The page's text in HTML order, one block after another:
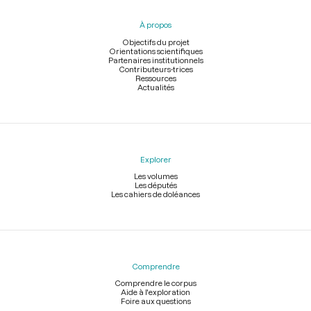
À propos
Objectifs du projet
Orientations scientifiques
Partenaires institutionnels
Contributeurs-trices
Ressources
Actualités
Explorer
Les volumes
Les députés
Les cahiers de doléances
Comprendre
Comprendre le corpus
Aide à l'exploration
Foire aux questions